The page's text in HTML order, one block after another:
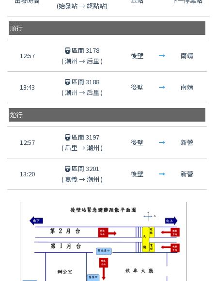
(始發站 → 終點站)
順行
12:57
區間 3178
(潮州 →后里)
後壁 南靖
13:43
區間 3188
(潮州 →后里)
後壁 南靖
逆行
12:57
區間 3197
(后里→潮州 )
後壁 新營
13:20
區間 3201
( 嘉義→潮州 )
後壁 新營